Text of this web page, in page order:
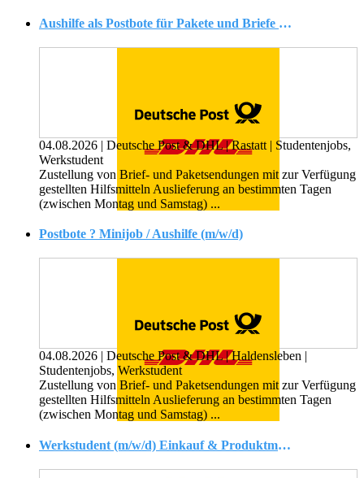
Aushilfe als Postbote für Pakete und Briefe (m/w/d) Kein Minijob!
04.08.2026 | Deutsche Post & DHL| Rastatt | Studentenjobs,
Werkstudent
Zustellung von Brief- und Paketsendungen mit zur Verfügung
gestellten Hilfsmitteln Auslieferung an bestimmten Tagen
(zwischen Montag und Samstag) ...
Postbote ? Minijob / Aushilfe (m/w/d)
04.08.2026 | Deutsche Post & DHL| Haldensleben |
Studentenjobs, Werkstudent
Zustellung von Brief- und Paketsendungen mit zur Verfügung
gestellten Hilfsmitteln Auslieferung an bestimmten Tagen
(zwischen Montag und Samstag) ...
Werkstudent (m/w/d) Einkauf & Produktmanagement ? Betriebswirtschaftslehre (BWL)